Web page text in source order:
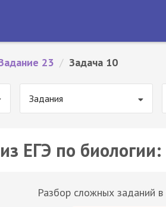
23 / Задача 10
Задания
ЕГЭ по
Разбор сложных заданий в